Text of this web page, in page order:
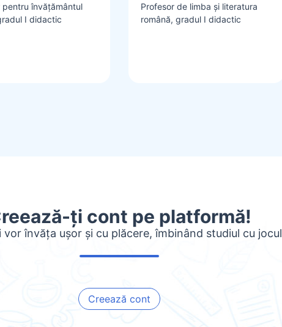
pentru învățământul
I didactic
Profesor de limba și literatura
română, gradul I didactic
ți cont pe platformă!
vor învăța ușor și cu plăcere, îmbinând studiul cu jocul
Creează cont